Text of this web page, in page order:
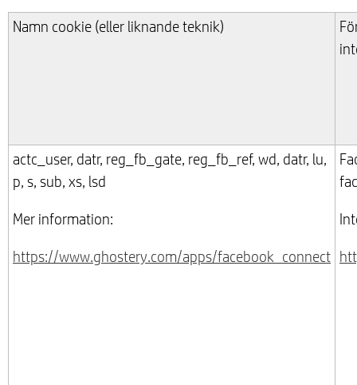
Namn cookie (eller liknande teknik)
actc_user, datr, reg_fb_gate, reg_fb_ref, wd, datr, lu,
p, s, sub, xs, lsd
Mer information:
https://www.ghostery.com/apps/facebook_connect